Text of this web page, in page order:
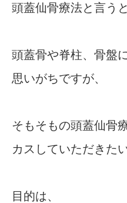
頭蓋仙骨療法と言うと
頭蓋骨や脊柱、骨盤
思いがちですが、
そもそもの頭蓋仙骨
カスしていただきた
目的は、